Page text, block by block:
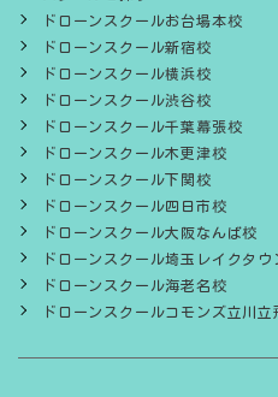
ドローンスクールお台場本校
ドローンスクール新宿校
ドローンスクール横浜校
ドローンスクール渋谷校
ドローンスクール千葉幕張校
ドローンスクール木更津校
ドローンスクール下関校
ドローンスクール四日市校
ドローンスクール大阪なんば校
ドローンスクール埼玉レイクタウ
ドローンスクール海老名校
ドローンスクールコモンズ立川立